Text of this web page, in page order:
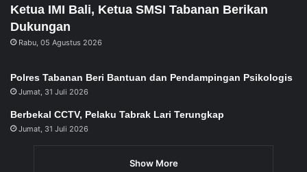
Ketua IMI Bali, Ketua SMSI Tabanan Berikan
Dukungan
Rabu, 05 Agustus 2026
Polres Tabanan Beri Bantuan dan Pendampingan Psikologis
Jumat, 31 Juli 2026
Berbekal CCTV, Pelaku Tabrak Lari Terungkap
Jumat, 31 Juli 2026
Show More